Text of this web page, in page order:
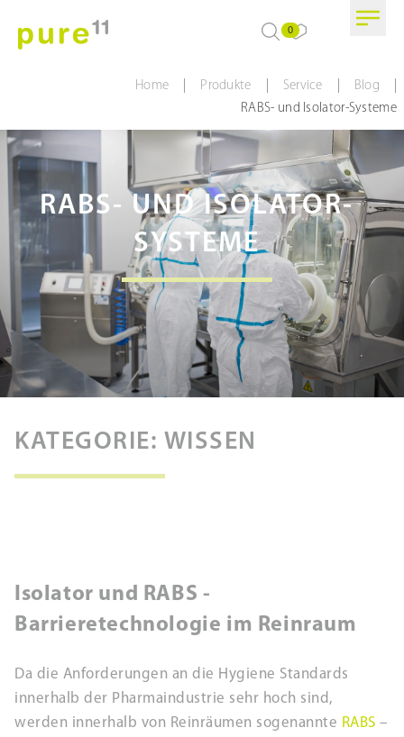
0
Home Produkte Service Blog
RABS- und Isolator-Systeme
RABS- UND ISOLATOR-
SYSTEME
KATEGORIE: WISSEN
Isolator und RABS -
Barrieretechnologie im Reinraum
Da die Anforderungen an die Hygiene Standards
innerhalb der Pharmaindustrie sehr hoch sind,
werden innerhalb von Reinräumen sogenannte RABS –